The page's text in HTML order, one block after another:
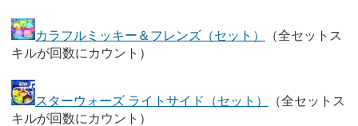
カラフルミッキー＆フレンズ（セット）
（全セットス
キルが回数にカウント）
スターウォーズ ライトサイド（セット）
（全セットス
キルが回数にカウント）